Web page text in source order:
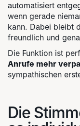
automatisiert
wenn gerade
kann. Dabei bleibt
freundlich und
Die Funktion ist
Anrufe mehr
sympathischen
Die